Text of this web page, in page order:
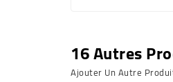
16 Autres
Ajouter Un Autre